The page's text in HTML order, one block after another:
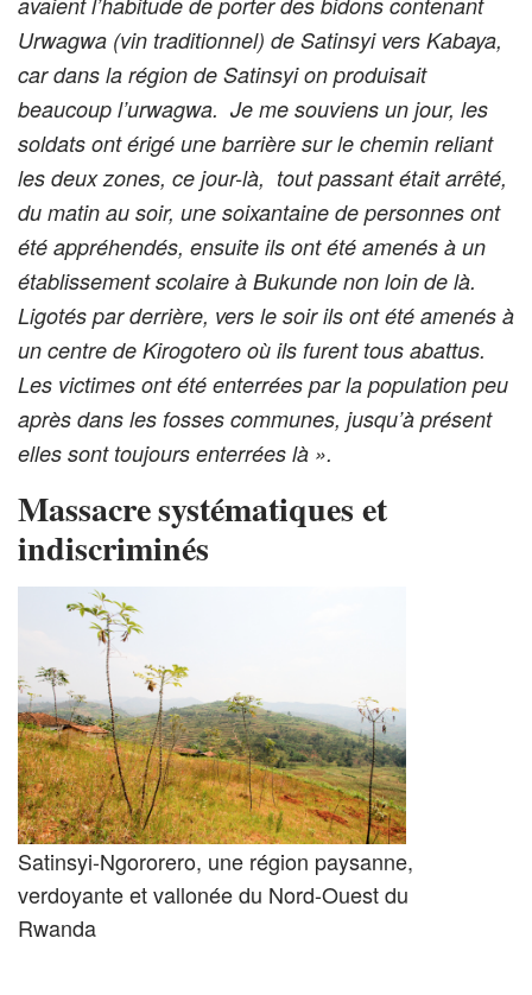
Urwagwa (vin traditionnel) de Satinsyi vers Kabaya,
car dans la région de Satinsyi on produisait
beaucoup l’urwagwa. Je me souviens un jour, les
soldats ont érigé une barrière sur le chemin reliant
les deux zones, ce jour-là, tout passant était arrêté,
du matin au soir, une soixantaine de personnes ont
été appréhendés, ensuite ils ont été amenés à un
établissement scolaire à Bukunde non loin de là.
Ligotés par derrière, vers le soir ils ont été amenés à
un centre de Kirogotero où ils furent tous abattus.
Les victimes ont été enterrées par la population peu
après dans les fosses communes, jusqu’à présent
elles sont toujours enterrées là ».
Massacre systématiques et
indiscriminés
Satinsyi-Ngororero, une région paysanne,
verdoyante et vallonée du Nord-Ouest du
Rwanda